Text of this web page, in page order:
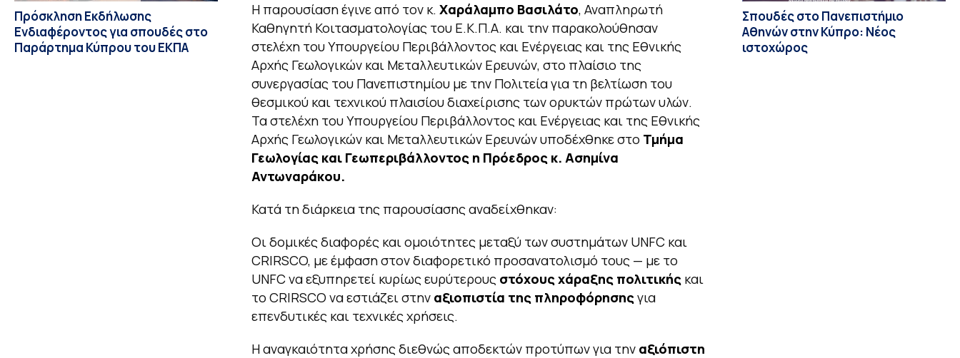
Πρόσκληση Εκδήλωσης
Ενδιαφέροντος για σπουδές στο
Παράρτημα Κύπρου του ΕΚΠΑ
Η παρουσίαση έγινε από τον κ. Χαράλαμπο Βασιλάτο, Αναπληρωτή
Καθηγητή Κοιτασματολογίας του Ε.Κ.Π.Α. και την παρακολούθησαν
στελέχη του Υπουργείου Περιβάλλοντος και Ενέργειας και της Εθνικής
Αρχής Γεωλογικών και Μεταλλευτικών Ερευνών, στο πλαίσιο της
συνεργασίας του Πανεπιστημίου με την Πολιτεία για τη βελτίωση του
θεσμικού και τεχνικού πλαισίου διαχείρισης των ορυκτών πρώτων υλών.
Τα στελέχη του Υπουργείου Περιβάλλοντος και Ενέργειας και της Εθνικής
Αρχής Γεωλογικών και Μεταλλευτικών Ερευνών υποδέχθηκε στο Τμήμα
Γεωλογίας και Γεωπεριβάλλοντος η Πρόεδρος κ. Ασημίνα
Αντωναράκου.
Κατά τη διάρκεια της παρουσίασης αναδείχθηκαν:
Οι δομικές διαφορές και ομοιότητες μεταξύ των συστημάτων UNFC και
CRIRSCO, με έμφαση στον διαφορετικό προσανατολισμό τους — με το
UNFC να εξυπηρετεί κυρίως ευρύτερους στόχους χάραξης πολιτικής και
το CRIRSCO να εστιάζει στην αξιοπιστία της πληροφόρησης για
επενδυτικές και τεχνικές χρήσεις.
Η αναγκαιότητα χρήσης διεθνώς αποδεκτών προτύπων για την αξιόπιστη
Σπουδές στο Πανεπιστήμιο
Αθηνών στην Κύπρο: Νέος
ιστοχώρος